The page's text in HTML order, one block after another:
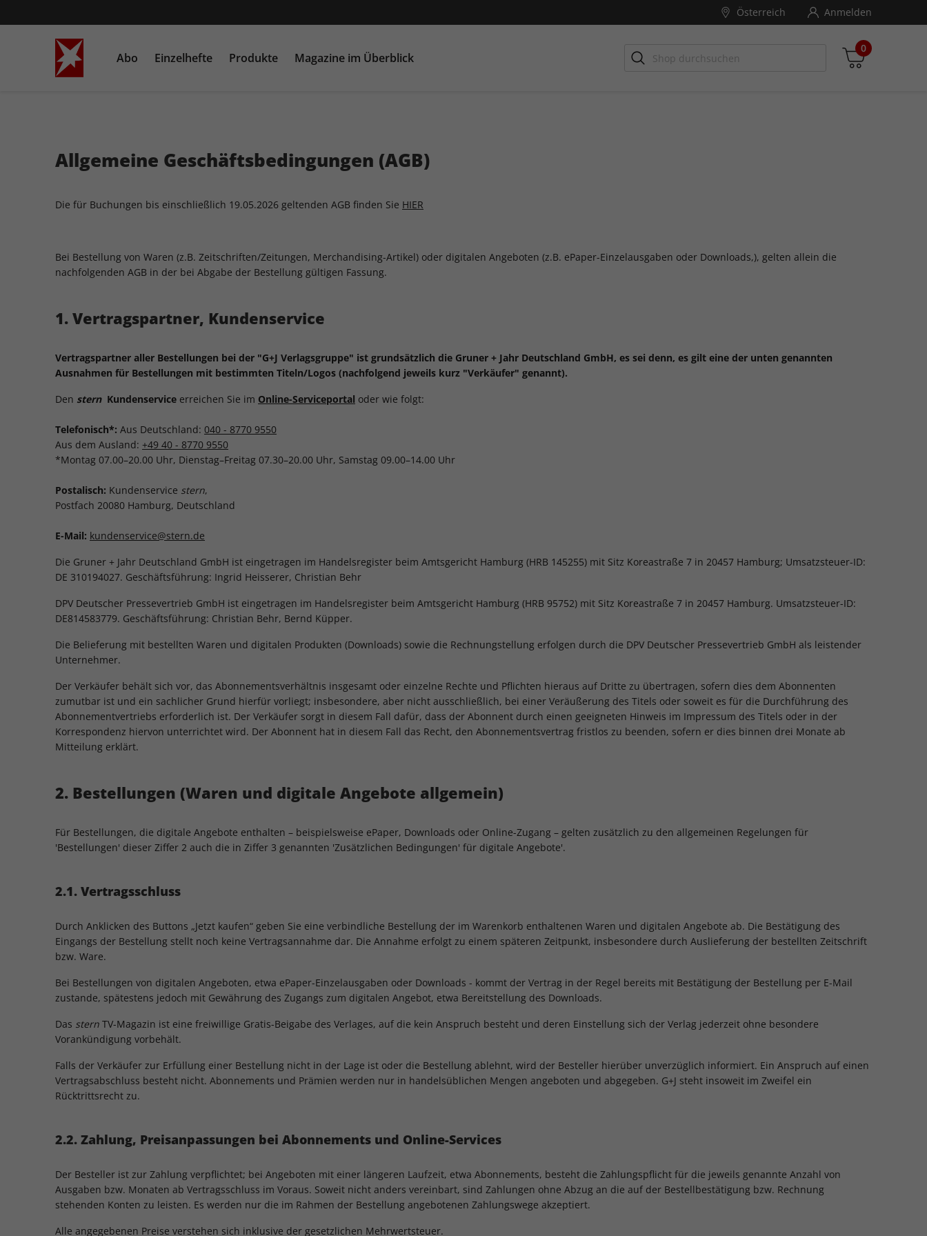
Österreich Anmelden
Abo Einzelhefte Produkte Magazine im Überblick
0
Allgemeine Geschäftsbedingungen (AGB)
Die für Buchungen bis einschließlich 19.05.2026 geltenden AGB finden Sie HIER
Bei Bestellung von Waren (z.B. Zeitschriften/Zeitungen, Merchandising-Artikel) oder digitalen Angeboten (z.B. ePaper-Einzelausgaben oder Downloads,), gelten allein die
nachfolgenden AGB in der bei Abgabe der Bestellung gültigen Fassung.
1. Vertragspartner, Kundenservice
Vertragspartner aller Bestellungen bei der "G+J Verlagsgruppe" ist grundsätzlich die Gruner + Jahr Deutschland GmbH, es sei denn, es gilt eine der unten genannten
Ausnahmen für Bestellungen mit bestimmten Titeln/Logos (nachfolgend jeweils kurz "Verkäufer" genannt).
Den sternKundenservice erreichen Sie im Online-Serviceportal oder wie folgt:
Telefonisch*: Aus Deutschland: 040 - 8770 9550
Aus dem Ausland: +49 40 - 8770 9550
*Montag 07.00–20.00 Uhr, Dienstag–Freitag 07.30–20.00 Uhr, Samstag 09.00–14.00 Uhr
Postalisch: Kundenservice stern,
Postfach 20080 Hamburg, Deutschland
E-Mail: kundenservice@stern.de
Die Gruner + Jahr Deutschland GmbH ist eingetragen im Handelsregister beim Amtsgericht Hamburg (HRB 145255) mit Sitz Koreastraße 7 in 20457 Hamburg; Umsatzsteuer-ID:
DE 310194027. Geschäftsführung: Ingrid Heisserer, Christian Behr
DPV Deutscher Pressevertrieb GmbH ist eingetragen im Handelsregister beim Amtsgericht Hamburg (HRB 95752) mit Sitz Koreastraße 7 in 20457 Hamburg. Umsatzsteuer-ID:
DE814583779. Geschäftsführung: Christian Behr, Bernd Küpper.
Die Belieferung mit bestellten Waren und digitalen Produkten (Downloads) sowie die Rechnungstellung erfolgen durch die DPV Deutscher Pressevertrieb GmbH als leistender
Unternehmer.
Der Verkäufer behält sich vor, das Abonnementsverhältnis insgesamt oder einzelne Rechte und Pflichten hieraus auf Dritte zu übertragen, sofern dies dem Abonnenten
zumutbar ist und ein sachlicher Grund hierfür vorliegt; insbesondere, aber nicht ausschließlich, bei einer Veräußerung des Titels oder soweit es für die Durchführung des
Abonnementvertriebs erforderlich ist. Der Verkäufer sorgt in diesem Fall dafür, dass der Abonnent durch einen geeigneten Hinweis im Impressum des Titels oder in der
Korrespondenz hiervon unterrichtet wird. Der Abonnent hat in diesem Fall das Recht, den Abonnementsvertrag fristlos zu beenden, sofern er dies binnen drei Monate ab
Mitteilung erklärt.
2. Bestellungen (Waren und digitale Angebote allgemein)
Für Bestellungen, die digitale Angebote enthalten – beispielsweise ePaper, Downloads oder Online-Zugang – gelten zusätzlich zu den allgemeinen Regelungen für
'Bestellungen' dieser Ziffer 2 auch die in Ziffer 3 genannten 'Zusätzlichen Bedingungen' für digitale Angebote'.
2.1. Vertragsschluss
Durch Anklicken des Buttons „Jetzt kaufen“ geben Sie eine verbindliche Bestellung der im Warenkorb enthaltenen Waren und digitalen Angebote ab. Die Bestätigung des
Eingangs der Bestellung stellt noch keine Vertragsannahme dar. Die Annahme erfolgt zu einem späteren Zeitpunkt, insbesondere durch Auslieferung der bestellten Zeitschrift
bzw. Ware.
Bei Bestellungen von digitalen Angeboten, etwa ePaper-Einzelausgaben oder Downloads - kommt der Vertrag in der Regel bereits mit Bestätigung der Bestellung per E-Mail
zustande, spätestens jedoch mit Gewährung des Zugangs zum digitalen Angebot, etwa Bereitstellung des Downloads.
Das stern TV-Magazin ist eine freiwillige Gratis-Beigabe des Verlages, auf die kein Anspruch besteht und deren Einstellung sich der Verlag jederzeit ohne besondere
Vorankündigung vorbehält.
Falls der Verkäufer zur Erfüllung einer Bestellung nicht in der Lage ist oder die Bestellung ablehnt, wird der Besteller hierüber unverzüglich informiert. Ein Anspruch auf einen
Vertragsabschluss besteht nicht. Abonnements und Prämien werden nur in handelsüblichen Mengen angeboten und abgegeben. G+J steht insoweit im Zweifel ein
Rücktrittsrecht zu.
2.2. Zahlung, Preisanpassungen bei Abonnements und Online-Services
Der Besteller ist zur Zahlung verpflichtet; bei Angeboten mit einer längeren Laufzeit, etwa Abonnements, besteht die Zahlungspflicht für die jeweils genannte Anzahl von
Ausgaben bzw. Monaten ab Vertragsschluss im Voraus. Soweit nicht anders vereinbart, sind Zahlungen ohne Abzug an die auf der Bestellbestätigung bzw. Rechnung
stehenden Konten zu leisten. Es werden nur die im Rahmen der Bestellung angebotenen Zahlungswege akzeptiert.
Alle angegebenen Preise verstehen sich inklusive der gesetzlichen Mehrwertsteuer.